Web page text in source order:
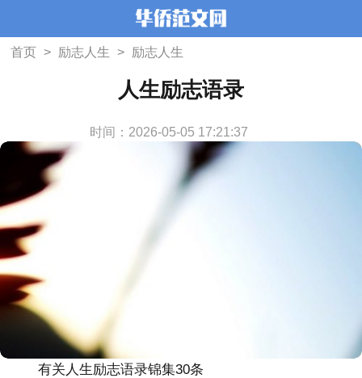
首页 > 励志人生 > 励志人生
人生励志语录
时间：2026-05-05 17:21:37
有关人生励志语录锦集30条